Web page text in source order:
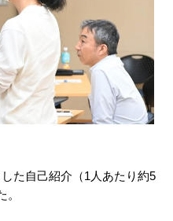
た自己紹介（1人あたり約5